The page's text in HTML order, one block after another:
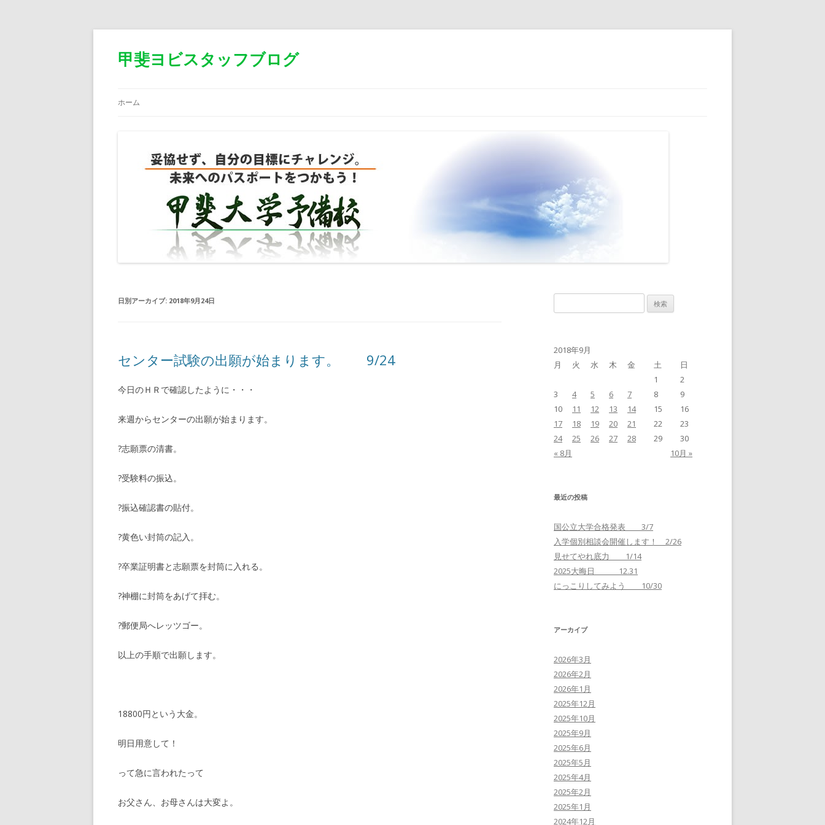
甲斐ヨビスタッフブログ
ホーム
日別アーカイブ: 2018年9月24日
センター試験の出願が始まります。 9/24
今日のＨＲで確認したように・・・
来週からセンターの出願が始まります。
?志願票の清書。
?受験料の振込。
?振込確認書の貼付。
?黄色い封筒の記入。
?卒業証明書と志願票を封筒に入れる。
?神棚に封筒をあげて拝む。
?郵便局へレッツゴー。
以上の手順で出願します。
18800円という大金。
明日用意して！
って急に言われたって
お父さん、お母さんは大変よ。
索
2018年9月
月
火 水 木 金 土 日
« 8月 10月 »
1
2
3
4 5 6 7 8
9
10
11 12 13 14 15
16
17
18 19 20 21 22
23
24
25 26 27 28 29 30
最近の投稿
国公立大学合格発表 3/7
入学個別相談会開催します！ 2/26
見せてやれ底力 1/14
2025大晦日 12.31
にっこりしてみよう 10/30
アーカイブ
2026年3月
2026年2月
2026年1月
2025年12月
2025年10月
2025年9月
2025年6月
2025年5月
2025年4月
2025年2月
2025年1月
2024年12月